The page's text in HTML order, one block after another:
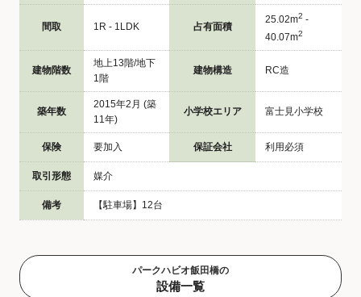
間取 1R - 1LDK 占有面積
25.02m2 -
40.07m2
建物階数
地上13階/地下
1階
建物構造 RC造
築年数
2015年2月 (築
11年)
小学校エリア 富士見小学校
保険 要加入 保証会社 利用必須
取引形態 媒介
備考 【駐車場】12台
パークハビオ飯田橋の
設備一覧